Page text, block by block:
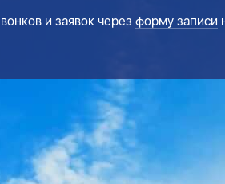
и заявок через форму записи